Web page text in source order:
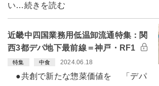
い…続きを読む
近畿中四国業務用低温卸流通特集：関
西3都デパ地下最前線＝神戸・RF1
特集 中食 2024.06.18
●共創で新たな惣菜価値を 「デパ